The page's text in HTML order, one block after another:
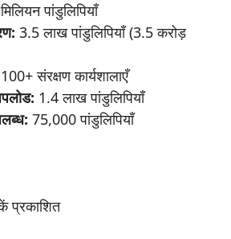
पांडुलिपियाँ
3.5 लाख पांडुलिपियाँ (3.5 करोड़
100+ संरक्षण कार्यशालाएँ
1.4 लाख पांडुलिपियाँ
75,000 पांडुलिपियाँ
प्रकाशित